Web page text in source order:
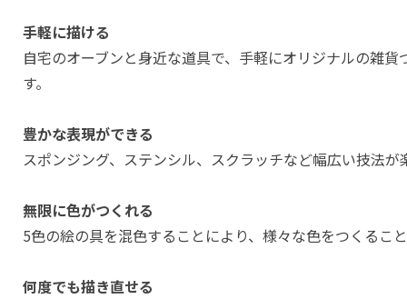
手軽に描ける
自宅のオーブンと身近な道具で、手軽にオリジナルの雑貨
す。
豊かな表現ができる
スポンジング、ステンシル、スクラッチなど幅広い技法が
無限に色がつくれる
5色の絵の具を混色することにより、様々な色をつくるこ
何度でも描き直せる